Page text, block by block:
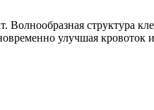
Волнообразная структура
улучшая кровоток